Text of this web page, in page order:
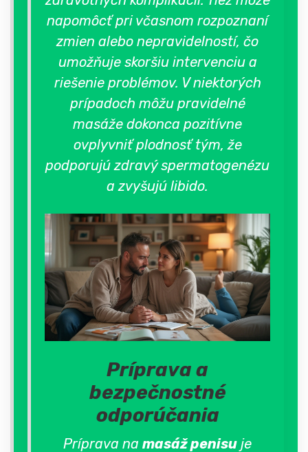
napomôcť pri včasnom rozpoznaní
zmien alebo nepravidelností, čo
umožňuje skoršiu intervenciu a
riešenie problémov. V niektorých
prípadoch môžu pravidelné
masáže dokonca pozitívne
ovplyvniť plodnosť tým, že
podporujú zdravý spermatogenézu
a zvyšujú libido.
Príprava a
bezpečnostné
odporúčania
Príprava na masáž penisu je